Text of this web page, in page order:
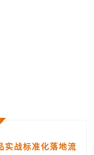
实战标准化落地流